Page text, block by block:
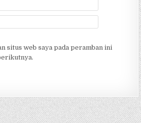
situs web saya pada peramban ini